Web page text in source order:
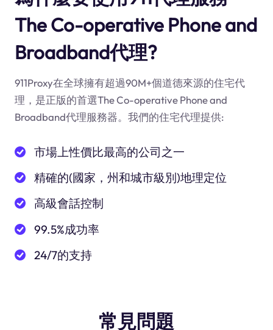
The Co-operative Phone and
Broadband代理?
911Proxy在全球擁有超過90M+個道德來源的住宅代
理，是正版的首選The Co-operative Phone and
Broadband代理服務器。我們的住宅代理提供:
市場上性價比最高的公司之一
精確的(國家，州和城市級別)地理定位
高級會話控制
99.5%成功率
24/7的支持
常見問題